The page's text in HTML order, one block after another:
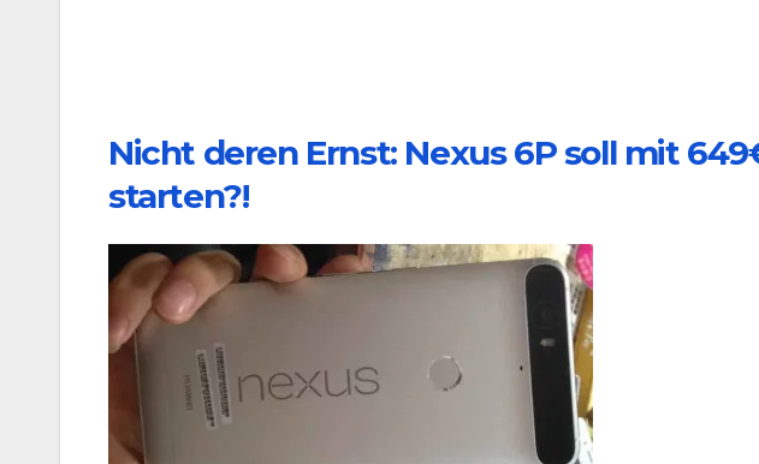
Nicht deren Ernst: Nexus 6P soll mit
starten?!